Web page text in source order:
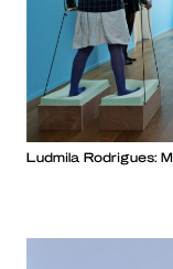
Ludmila Rodrigues: